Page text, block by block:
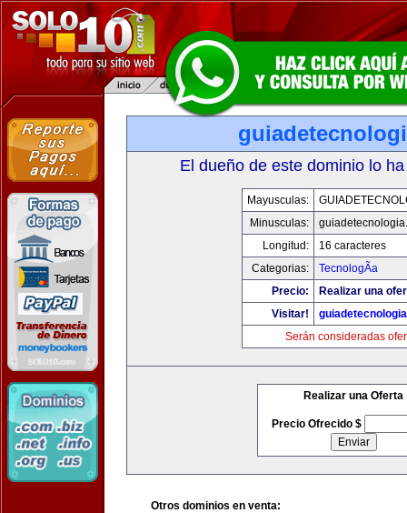
El dueño de este dominio lo
Mayusculas:
Minusculas:
Longitud:
16 caracteres
Categorias:
TecnologÃ­a
Precio:
Realizar una
Visitar!
Serán consideradas
Realizar una Oferta
Precio Ofrecido $
Otros dominios en venta: